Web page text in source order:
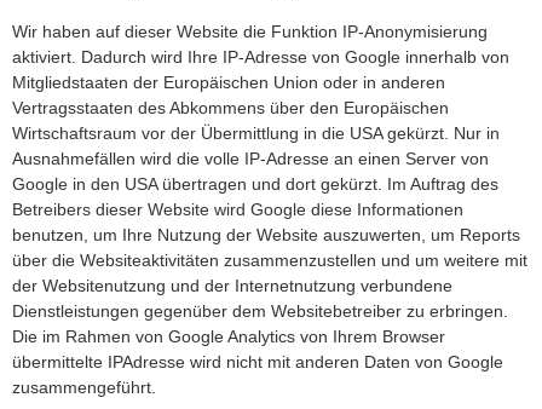
Wir haben auf dieser Website die Funktion IP-Anonymisierung
aktiviert. Dadurch wird Ihre IP-Adresse von Google innerhalb von
Mitgliedstaaten der Europäischen Union oder in anderen
Vertragsstaaten des Abkommens über den Europäischen
Wirtschaftsraum vor der Übermittlung in die USA gekürzt. Nur in
Ausnahmefällen wird die volle IP-Adresse an einen Server von
Google in den USA übertragen und dort gekürzt. Im Auftrag des
Betreibers dieser Website wird Google diese Informationen
benutzen, um Ihre Nutzung der Website auszuwerten, um Reports
über die Websiteaktivitäten zusammenzustellen und um weitere mit
der Websitenutzung und der Internetnutzung verbundene
Dienstleistungen gegenüber dem Websitebetreiber zu erbringen.
Die im Rahmen von Google Analytics von Ihrem Browser
übermittelte IPAdresse wird nicht mit anderen Daten von Google
zusammengeführt.